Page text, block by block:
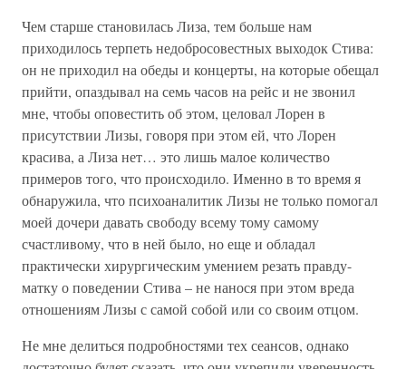
Чем старше становилась Лиза, тем больше нам
приходилось терпеть недобросовестных выходок Стива:
он не приходил на обеды и концерты, на которые обещал
прийти, опаздывал на семь часов на рейс и не звонил
мне, чтобы оповестить об этом, целовал Лорен в
присутствии Лизы, говоря при этом ей, что Лорен
красива, а Лиза нет… это лишь малое количество
примеров того, что происходило. Именно в то время я
обнаружила, что психоаналитик Лизы не только помогал
моей дочери давать свободу всему тому самому
счастливому, что в ней было, но еще и обладал
практически хирургическим умением резать правду-
матку о поведении Стива – не нанося при этом вреда
отношениям Лизы с самой собой или со своим отцом.
Не мне делиться подробностями тех сеансов, однако